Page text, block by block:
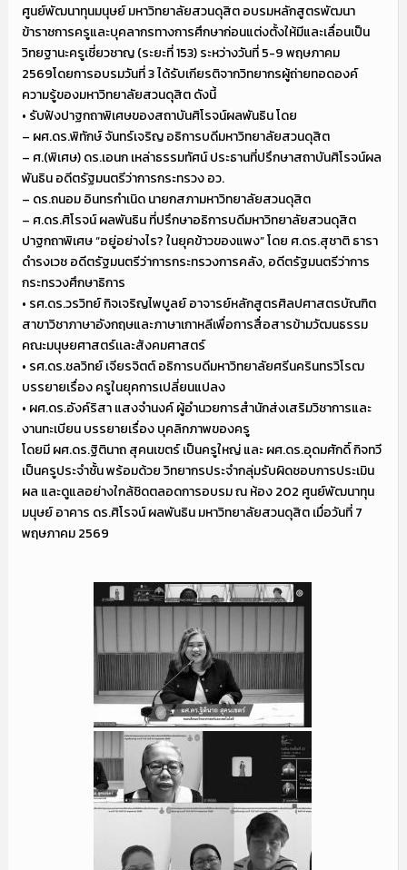
ศูนย์พัฒนาทุนมนุษย์ มหาวิทยาลัยสวนดุสิต อบรมหลักสูตรพัฒนา
ข้าราชการครูและบุคลากรทางการศึกษาก่อนแต่งตั้งให้มีและเลื่อนเป็น
วิทยฐานะครูเชี่ยวชาญ (ระยะที่ 153) ระหว่างวันที่ 5-9 พฤษภาคม
2569โดยการอบรมวันที่ 3 ได้รับเกียรติจากวิทยากรผู้ถ่ายทอดองค์
ความรู้ของมหาวิทยาลัยสวนดุสิต ดังนี้
• รับฟังปาฐกถาพิเศษของสถาบันศิโรจน์ผลพันธิน โดย
– ผศ.ดร.พิทักษ์ จันทร์เจริญ อธิการบดีมหาวิทยาลัยสวนดุสิต
– ศ.(พิเศษ) ดร.เอนก เหล่าธรรมทัศน์ ประธานที่ปรึกษาสถาบันศิโรจน์ผล
พันธิน อดีตรัฐมนตรีว่าการกระทรวง อว.
– ดร.ถนอม อินทรกำเนิด นายกสภามหาวิทยาลัยสวนดุสิต
– ศ.ดร.ศิโรจน์ ผลพันธิน ที่ปรึกษาอธิการบดีมหาวิทยาลัยสวนดุสิต
ปาฐกถาพิเศษ “อยู่อย่างไร? ในยุคข้าวของแพง” โดย ศ.ดร.สุชาติ ธารา
ดำรงเวช อดีตรัฐมนตรีว่าการกระทรวงการคลัง, อดีตรัฐมนตรีว่าการ
กระทรวงศึกษาธิการ
• รศ.ดร.วรวิทย์ กิจเจริญไพบูลย์ อาจารย์หลักสูตรศิลปศาสตรบัณฑิต
สาขาวิชาภาษาอังกฤษและภาษาเกาหลีเพื่อการสื่อสารข้ามวัฒนธรรม
คณะมนุษยศาสตร์เเละสังคมศาสตร์
• รศ.ดร.ชลวิทย์ เจียรจิตต์ อธิการบดีมหาวิทยาลัยศรีนครินทรวิโรฒ
บรรยายเรื่อง ครูในยุคการเปลี่ยนแปลง
• ผศ.ดร.อังค์ริสา แสงจำนงค์ ผู้อำนวยการสำนักส่งเสริมวิชาการและ
งานทะเบียน บรรยายเรื่อง บุคลิกภาพของครู
โดยมี ผศ.ดร.ฐิตินาถ สุคนเขตร์ เป็นครูใหญ่ และ ผศ.ดร.อุดมศักดิ์ กิจทวี
เป็นครูประจำชั้น พร้อมด้วย วิทยากรประจำกลุ่มรับผิดชอบการประเมิน
ผล และดูแลอย่างใกล้ชิดตลอดการอบรม ณ ห้อง 202 ศูนย์พัฒนาทุน
มนุษย์ อาคาร ดร.ศิโรจน์ ผลพันธิน มหาวิทยาลัยสวนดุสิต เมื่อวันที่ 7
พฤษภาคม 2569